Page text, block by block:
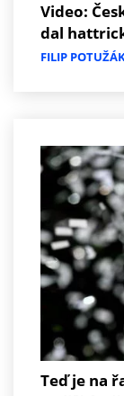
Video:
dal
FILIP
Teď je na